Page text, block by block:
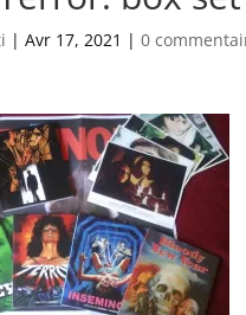
|Avr 17, 2021 |0